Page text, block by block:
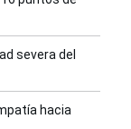
severa del
hacia